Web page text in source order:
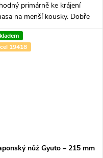
primárně ke krájení
na menší kousky. Dobře
poradí s tužšími částmi, jako
třeba vazy a šlachy, lze jej
spolehlivě využít i u...
19418
nůž Gyuto –⁠⁠⁠⁠⁠⁠ 215 mm